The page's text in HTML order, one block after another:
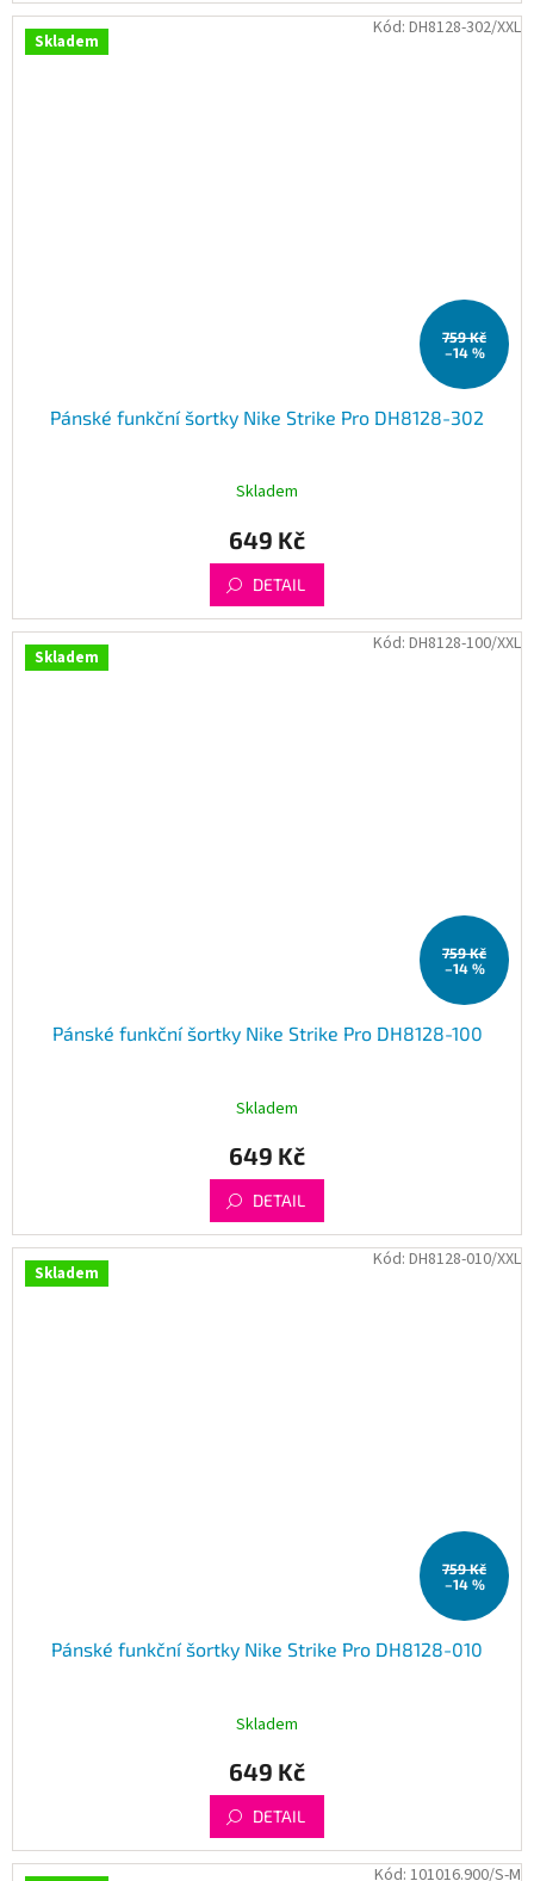
Skladem
759 Kč
–14 %
Pánské funkční šortky Nike Strike Pro DH8128-302
Skladem
649 Kč
DETAIL
Kód: DH8128-302/XXL
Skladem
759 Kč
–14 %
Pánské funkční šortky Nike Strike Pro DH8128-100
Skladem
649 Kč
DETAIL
Kód: DH8128-100/XXL
Skladem
759 Kč
–14 %
Pánské funkční šortky Nike Strike Pro DH8128-010
Skladem
649 Kč
DETAIL
Kód: DH8128-010/XXL
Kód: 101016.900/S-M